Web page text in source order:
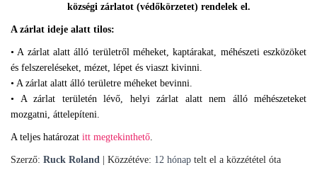
községi zárlatot (védőkörzetet) rendelek el.
A zárlat ideje alatt tilos:
• A zárlat alatt álló területről méheket, kaptárakat, méhészeti eszközöket
és felszereléseket, mézet, lépet és viaszt kivinni.
• A zárlat alatt álló területre méheket bevinni.
• A zárlat területén lévő, helyi zárlat alatt nem álló méhészeteket
mozgatni, áttelepíteni.
A teljes határozat itt megtekinthető
Szerző: Ruck Roland | Közzétéve: 12 hónap telt el a közzététel óta